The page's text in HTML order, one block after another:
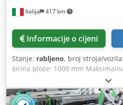
Italija 417 km
Informacije o cijeni
Stanje: rabljeno, broj stroja/vozila:
širina ploče: 1000 mm
Ne. Brizgaljke: 14 Crodpfx
putem NC kontrole: da